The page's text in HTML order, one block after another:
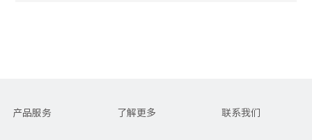
产品服务 了解更多 联系我们